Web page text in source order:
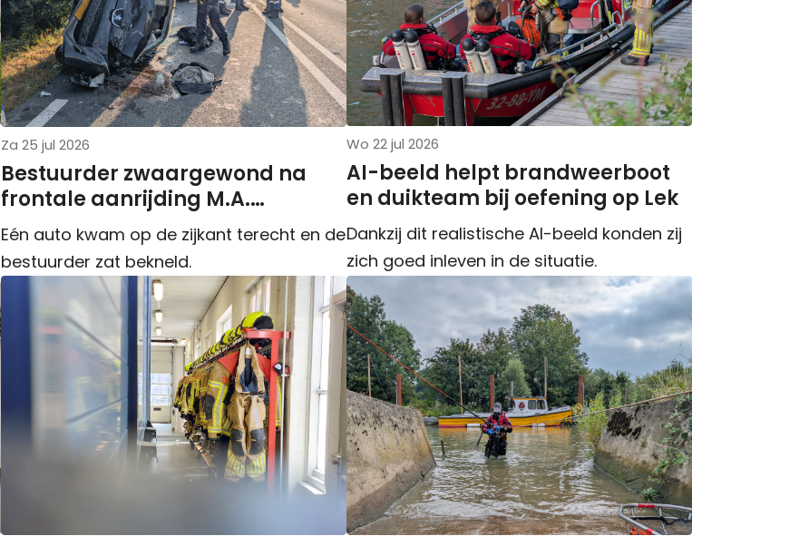
Za 25 jul 2026
Bestuurder zwaargewond na
frontale aanrijding M.A.
Reinaldaweg N210
Eén auto kwam op de zijkant terecht en de
bestuurder zat bekneld.
Wo 22 jul 2026
AI-beeld helpt brandweerboot
en duikteam bij oefening op Lek
Dankzij dit realistische AI-beeld konden zij
zich goed inleven in de situatie.